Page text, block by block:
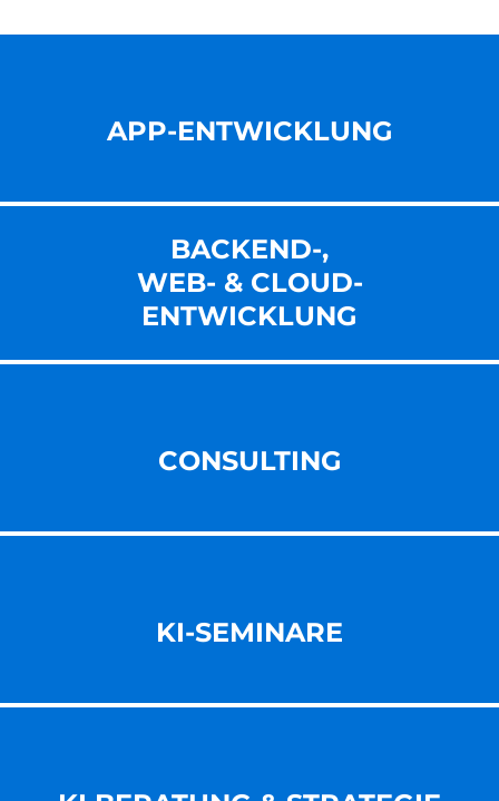
APP-ENTWICKLUNG
BACKEND-,
WEB- & CLOUD-
ENT­WICKLUNG
CONSULTING
KI-SEMINARE